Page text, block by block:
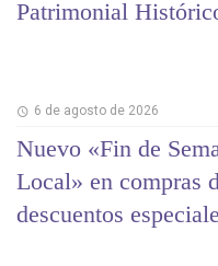
Patrimonial
6 de agosto de 2026
Nuevo «Fin de
Local» en compras
descuentos